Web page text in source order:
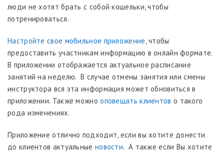
люди не хотят брать с собой кошельки, чтобы
потренироваться.
Настройте свое мобильное приложение, чтобы
предоставить участникам информацию в онлайн формате.
В приложении отображается актуальное расписание
занятий на неделю. В случае отмены занятия или смены
инструктора вся эта информация может обновиться в
приложении. Также можнооповещать клиентов о такого
рода изменениях.
Приложение отлично подходит, если вы хотите донести
до клиентов актуальные новости. А также если Вы хотите